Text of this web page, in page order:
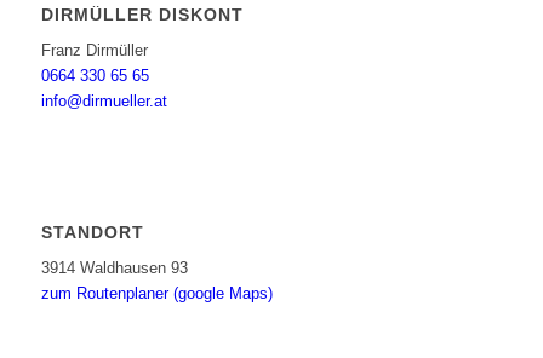
DIRMÜLLER DISKONT
Franz Dirmüller
0664 330 65 65
info@dirmueller.at
STANDORT
3914 Waldhausen 93
zum Routenplaner (google Maps)